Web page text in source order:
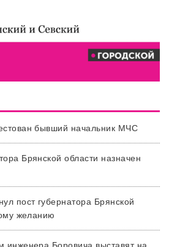
бывший начальник МЧС
Брянской области назначен
пост губернатора Брянской
желанию
инженера Боровича выставят на